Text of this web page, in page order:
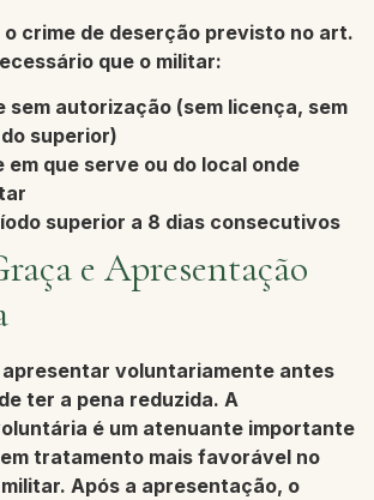
crime de deserção previsto no art.
que o militar:
sem autorização (sem licença, sem
superior)
em que serve ou do local onde
superior a 8 dias consecutivos
e Apresentação
apresentar voluntariamente antes
ter a pena reduzida. A
é um atenuante importante
tratamento mais favorável no
Após a apresentação, o